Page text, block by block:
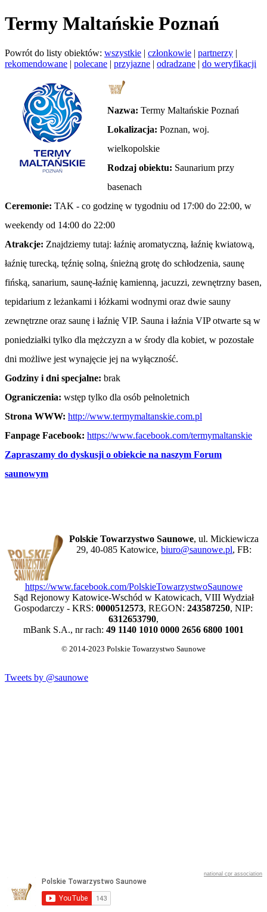
Termy Maltańskie Poznań
Powrót do listy obiektów: wszystkie | członkowie | partnerzy |
rekomendowane | polecane | przyjazne | odradzane | do weryfikacji
Nazwa: Termy Maltańskie Poznań
Lokalizacja: Poznan, woj.
wielkopolskie
Rodzaj obiektu: Saunarium przy
basenach
Ceremonie: TAK - co godzinę w tygodniu od 17:00 do 22:00, w
weekendy od 14:00 do 22:00
Atrakcje: Znajdziemy tutaj: łaźnię aromatyczną, łaźnię kwiatową,
łaźnię turecką, tęźnię solną, śnieżną grotę do schłodzenia, saunę
fińską, sanarium, saunę-łaźnię kamienną, jacuzzi, zewnętrzny basen,
tepidarium z leżankami i łóżkami wodnymi oraz dwie sauny
zewnętrzne oraz saunę i łaźnię VIP. Sauna i łaźnia VIP otwarte są w
poniedziałki tylko dla mężczyzn a w środy dla kobiet, w pozostałe
dni możliwe jest wynajęcie jej na wyłączność.
Godziny i dni specjalne: brak
Ograniczenia: wstęp tylko dla osób pełnoletnich
Strona WWW: http://www.termymaltanskie.com.pl
Fanpage Facebook: https://www.facebook.com/termymaltanskie
Zapraszamy do dyskusji o obiekcie na naszym Forum
saunowym
Polskie Towarzystwo Saunowe, ul. Mickiewicza
29, 40-085 Katowice,biuro@saunowe.pl, FB:
https://www.facebook.com/PolskieTowarzystwoSaunowe
Sąd Rejonowy Katowice-Wschód w Katowicach, VIII Wydział
Gospodarczy - KRS: 0000512573, REGON: 243587250, NIP:
6312653790,
mBank S.A., nr rach: 49 1140 1010 0000 2656 6800 1001
© 2014-2023 Polskie Towarzystwo Saunowe
Tweets by @saunowe
national cpr association